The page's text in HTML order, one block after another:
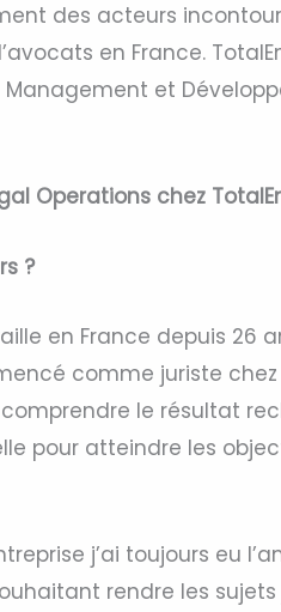
des acteurs
en France.
et
Operations chez
?
en France depuis 26
comme juriste
le résultat
pour atteindre les
j’ai toujours eu
rendre les